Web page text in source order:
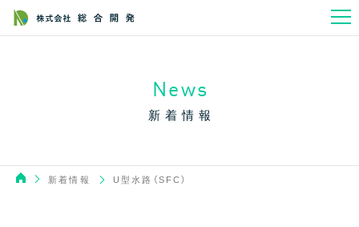
News
新着情報
新着情報 U型水路（SFC）